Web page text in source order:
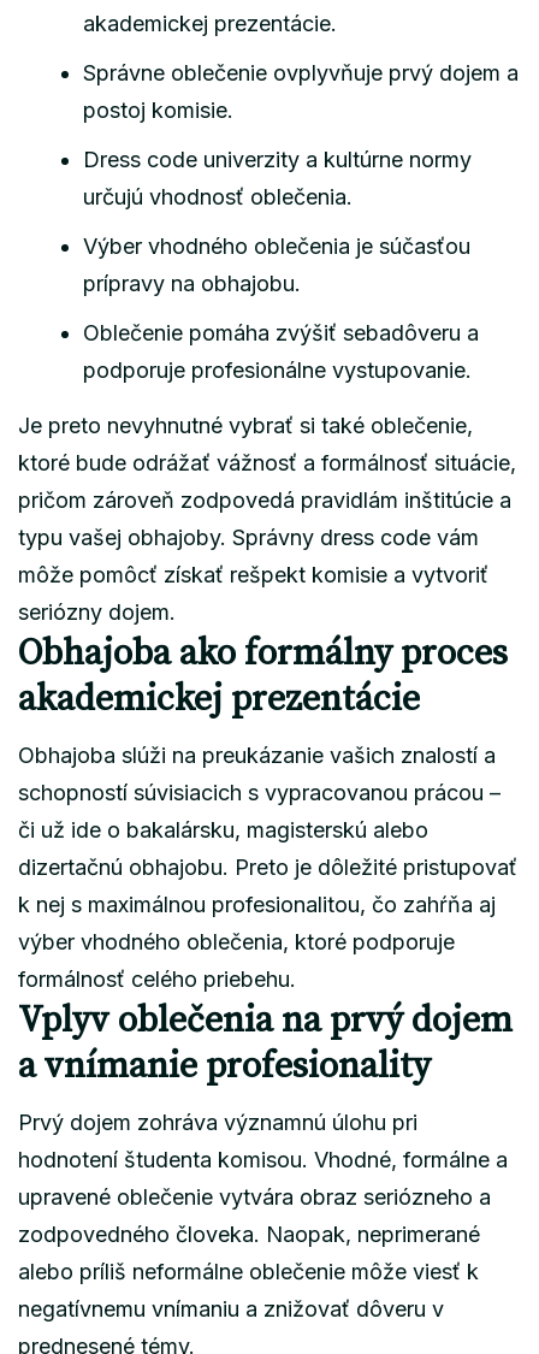
akademickej prezentácie.
Správne oblečenie ovplyvňuje prvý dojem a
postoj komisie.
Dress code univerzity a kultúrne normy
určujú vhodnosť oblečenia.
Výber vhodného oblečenia je súčasťou
prípravy na obhajobu.
Oblečenie pomáha zvýšiť sebadôveru a
podporuje profesionálne vystupovanie.
Je preto nevyhnutné vybrať si také oblečenie,
ktoré bude odrážať vážnosť a formálnosť situácie,
pričom zároveň zodpovedá pravidlám inštitúcie a
typu vašej obhajoby. Správny dress code vám
môže pomôcť získať rešpekt komisie a vytvoriť
seriózny dojem.
Obhajoba ako formálny proces
akademickej prezentácie
Obhajoba slúži na preukázanie vašich znalostí a
schopností súvisiacich s vypracovanou prácou –
či už ide o bakalársku, magisterskú alebo
dizertačnú obhajobu. Preto je dôležité pristupovať
k nej s maximálnou profesionalitou, čo zahŕňa aj
výber vhodného oblečenia, ktoré podporuje
formálnosť celého priebehu.
Vplyv oblečenia na prvý dojem
a vnímanie profesionality
Prvý dojem zohráva významnú úlohu pri
hodnotení študenta komisou. Vhodné, formálne a
upravené oblečenie vytvára obraz seriózneho a
zodpovedného človeka. Naopak, neprimerané
alebo príliš neformálne oblečenie môže viesť k
negatívnemu vnímaniu a znižovať dôveru v
prednesené témy.